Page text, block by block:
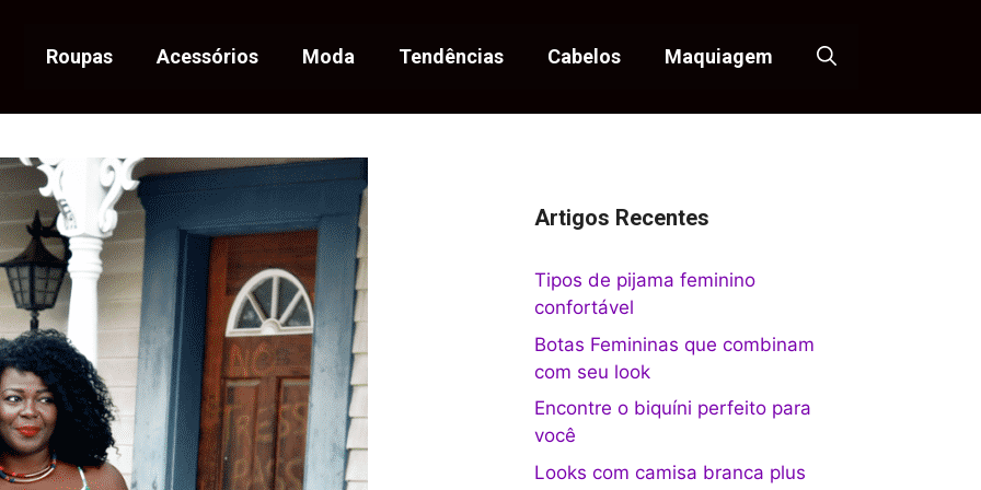
Roupas Acessórios Moda Tendências Cabelos Maquiagem
Artigos Recentes
Tipos de pijama feminino
confortável
Botas Femininas que combinam
com seu look
Encontre o biquíni perfeito para
você
Looks com camisa branca plus